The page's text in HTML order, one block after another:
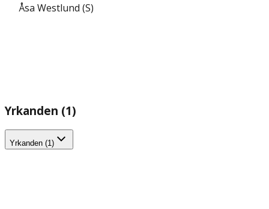
Åsa Westlund (S)
Yrkanden (1)
Yrkanden (1)